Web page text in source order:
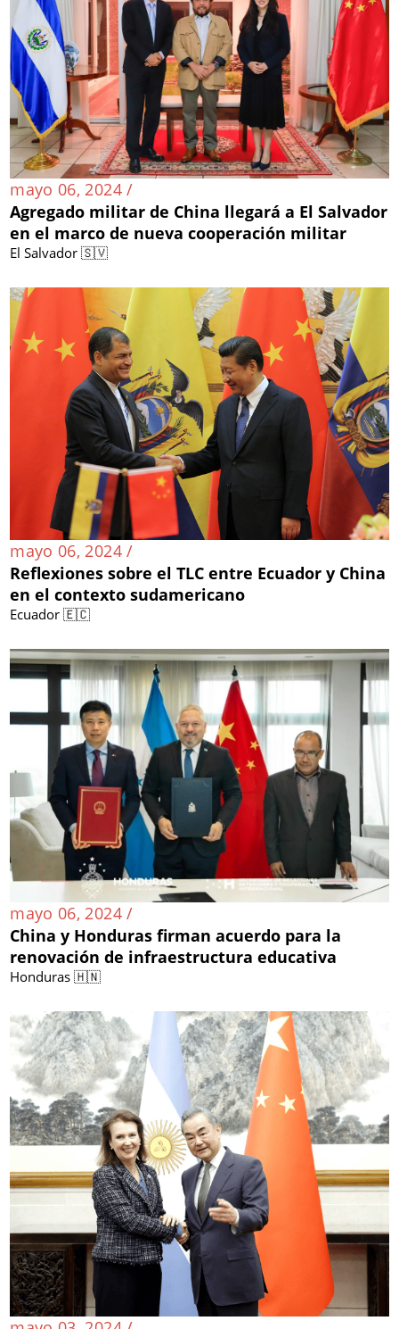
mayo 06, 2024 /
Agregado militar de China llegará a El Salvador
en el marco de nueva cooperación militar
El Salvador 🇸🇻
mayo 06, 2024 /
Reflexiones sobre el TLC entre Ecuador y China
en el contexto sudamericano
Ecuador 🇪🇨
mayo 06, 2024 /
China y Honduras firman acuerdo para la
renovación de infraestructura educativa
Honduras 🇭🇳